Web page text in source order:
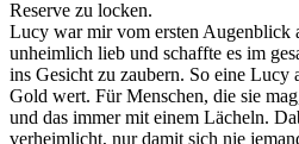
Reserve zu locken.
Lucy war mir vom ersten Augenblick
unheimlich lieb und schaffte es im
ins Gesicht zu zaubern. So eine Lucy
Gold wert. Für Menschen, die sie
und das immer mit einem Lächeln.
verheimlicht, nur damit sich nie